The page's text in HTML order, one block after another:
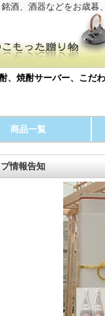
酒、酒器などをお歳
、焼酎サーバー、こだ
商品一覧
情報告知